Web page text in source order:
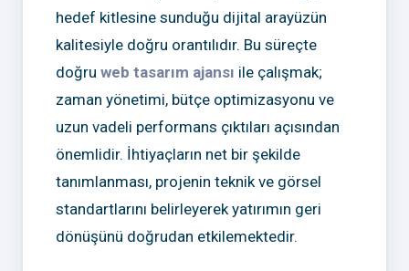
hedef kitlesine sunduğu dijital arayüzün
kalitesiyle doğru orantılıdır. Bu süreçte
doğru web tasarım ajansı ile çalışmak;
zaman yönetimi, bütçe optimizasyonu ve
uzun vadeli performans çıktıları açısından
önemlidir. İhtiyaçların net bir şekilde
tanımlanması, projenin teknik ve görsel
standartlarını belirleyerek yatırımın geri
dönüşünü doğrudan etkilemektedir.